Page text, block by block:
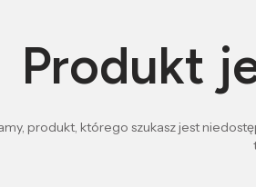
Produkt
produkt, którego szukasz jest